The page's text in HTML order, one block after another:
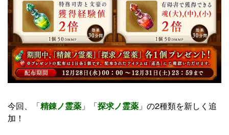
今回、「精錬ノ霊薬 」「探求ノ霊薬 」の2種類を新しく追
加！